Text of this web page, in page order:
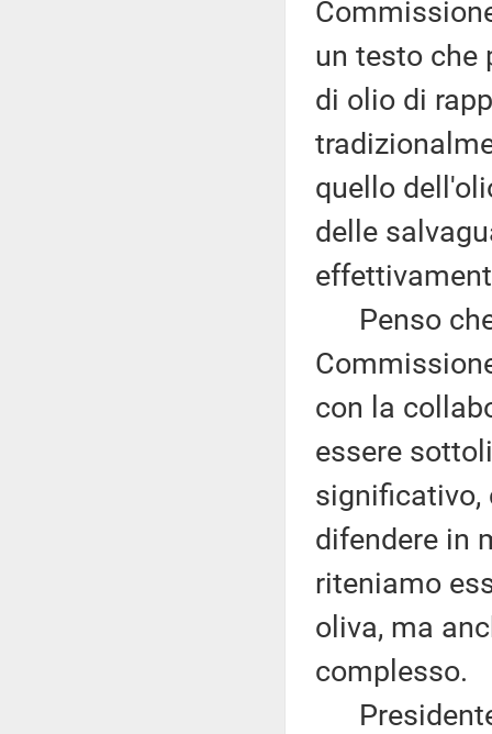
un testo che
di olio di
quello
delle
Penso che
con la
essere
significativo,
difendere in
riteniamo
oliva, ma
complesso.